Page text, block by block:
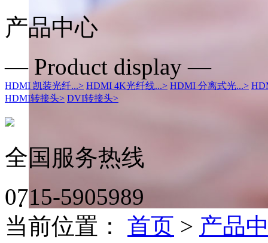
产品中心
— Product display —
HDMI 凯装光纤...> HDMI 4K光纤线...> HDMI 分离式光...>
HDMI转接头> DVI转接头>
全国服务热线
0715-5905989
当前位置： 首页 > 产品